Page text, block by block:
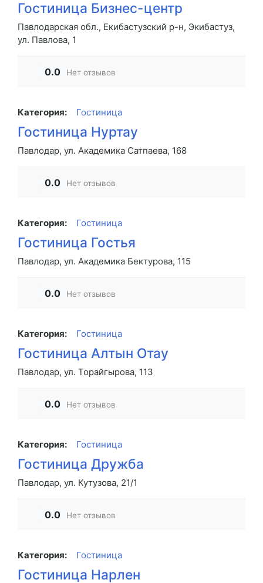
Гостиница Бизнес-центр
Павлодарская обл., Екибастузский р-н, Экибастуз,
ул. Павлова, 1
0.0 Нет отзывов
Категория: Гостиница
Гостиница Нуртау
Павлодар, ул. Академика Сатпаева, 168
0.0 Нет отзывов
Категория: Гостиница
Гостиница Гостья
Павлодар, ул. Академика Бектурова, 115
0.0 Нет отзывов
Категория: Гостиница
Гостиница Алтын Отау
Павлодар, ул. Торайгырова, 113
0.0 Нет отзывов
Категория: Гостиница
Гостиница Дружба
Павлодар, ул. Кутузова, 21/1
0.0 Нет отзывов
Категория: Гостиница
Гостиница Нарлен